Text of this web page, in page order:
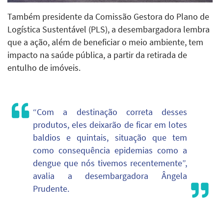
Também presidente da Comissão Gestora do Plano de
Logística Sustentável (PLS), a desembargadora lembra
que a ação, além de beneficiar o meio ambiente, tem
impacto na saúde pública, a partir da retirada de
entulho de imóveis.
“Com a destinação correta desses
produtos, eles deixarão de ficar em lotes
baldios e quintais, situação que tem
como consequência epidemias como a
dengue que nós tivemos recentemente”,
avalia a desembargadora Ângela
Prudente.